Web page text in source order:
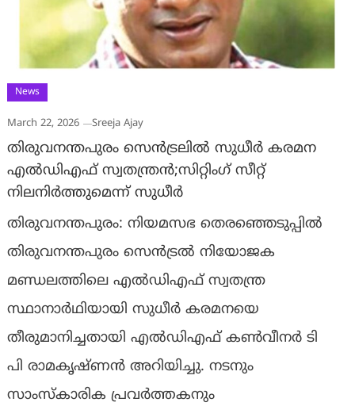
News
March 22, 2026 Sreeja Ajay
തിരുവനന്തപുരം സെൻട്രലിൽ സുധീർ കരമന
എൽഡിഎഫ് സ്വതന്ത്രൻ;സിറ്റിംഗ് സീറ്റ്
നിലനിർത്തുമെന്ന് സുധീർ
തിരുവനന്തപുരം: നിയമസഭ തെരഞ്ഞെടുപ്പിൽ
തിരുവനന്തപുരം സെൻട്രൽ നിയോജക
മണ്ഡലത്തിലെ എൽഡിഎഫ് സ്വതന്ത്ര
സ്ഥാനാർഥിയായി സുധീർ കരമനയെ
തീരുമാനിച്ചതായി എൽഡിഎഫ് കൺവീനർ ടി
പി രാമകൃഷ്ണൻ അറിയിച്ചു. നടനും
സാംസ്കാരിക പ്രവർത്തകനും